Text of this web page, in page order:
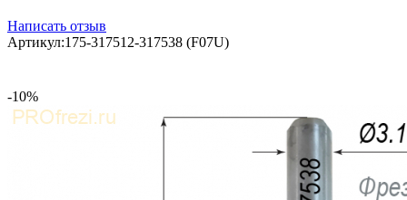
Написать отзыв
Артикул:175-317512-317538 (F07U)
-10%